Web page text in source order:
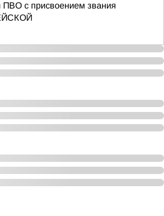
ПВО с присвоением звания